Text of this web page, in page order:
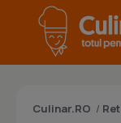
Culinar.RO /